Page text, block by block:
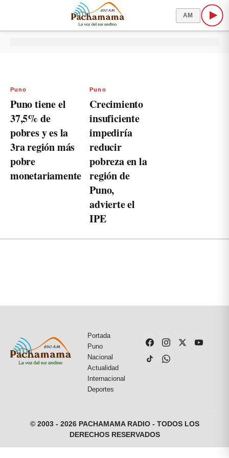
AM
Puno
Puno tiene el
37,5% de
pobres y es la
3ra región más
pobre
monetariamente
Puno
Crecimiento
insuficiente
impediría
reducir
pobreza en la
región de
Puno,
advierte el
IPE
Portada
Puno
Nacional
Actualidad
Internacional
Deportes
© 2003 - 2026 PACHAMAMA RADIO - TODOS LOS
DERECHOS RESERVADOS